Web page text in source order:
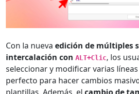
Con la nueva edición de múltiples
intercalación con ALT+Clic, los
seleccionar y modificar varias líneas
perfecto para hacer cambios